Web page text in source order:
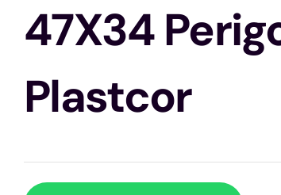
47X34
Plastcor